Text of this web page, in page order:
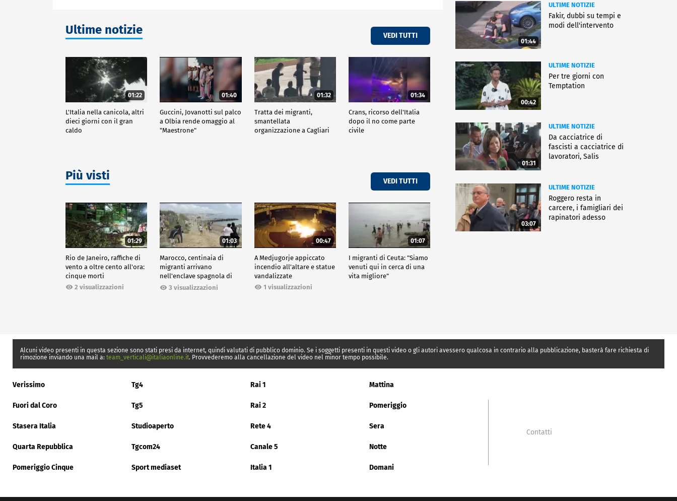
Ultime notizie VEDI TUTTI
01:22
L'Italia nella canicola, altri
dieci giorni con il gran
caldo
01:40
Guccini, Jovanotti sul palco
a Olbia rende omaggio al
"Maestrone"
01:32
Tratta dei migranti,
smantellata
organizzazione a Cagliari
01:34
Crans, ricorso dell'Italia
dopo il no come parte
civile
Più visti VEDI TUTTI
01:29
Rio de Janeiro, raffiche di
vento a oltre cento all'ora:
cinque morti
2 visualizzazioni
01:03
Marocco, centinaia di
migranti arrivano
nell'enclave spagnola di
Ceuta3 visualizzazioni
00:47
A Medjugorje appiccato
incendio all'altare e statue
vandalizzate
1 visualizzazioni
01:07
I migranti di Ceuta: "Siamo
venuti qui in cerca di una
vita migliore"
01:44
ULTIME NOTIZIE
Fakir, dubbi su tempi e
modi dell'intervento
00:42
ULTIME NOTIZIE
Per tre giorni con
Temptation
01:31
ULTIME NOTIZIE
Da cacciatrice di
fascisti a cacciatrice di
lavoratori, Salis
03:07
ULTIME NOTIZIE
Roggero resta in
carcere, i famigliari dei
rapinatori adesso
Alcuni video presenti in questa sezione sono stati presi da internet, quindi valutati di pubblico dominio. Se i soggetti presenti in questi video o gli autori avessero qualcosa in contrario alla pubblicazione, basterà fare richiesta di
rimozione inviando una mail a: team_verticali@italiaonline.it. Provvederemo alla cancellazione del video nel minor tempo possibile.
Verissimo Tg4 Rai 1 Mattina
Fuori dal Coro Tg5 Rai 2 Pomeriggio
Stasera Italia Studioaperto Rete 4 Sera
Quarta Repubblica Tgcom24 Canale 5 Notte
Pomeriggio Cinque Sport mediaset Italia 1 Domani
Contatti